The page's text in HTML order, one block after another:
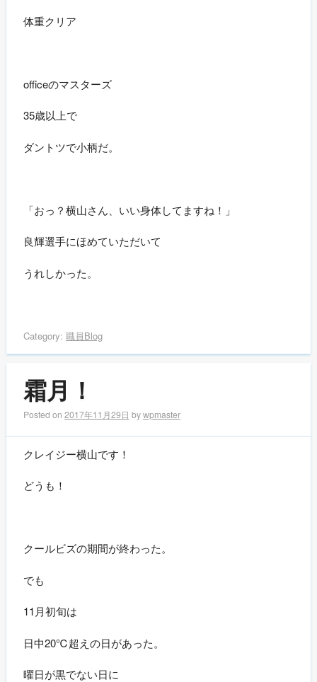
体重クリア
officeのマスターズ
35歳以上で
ダントツで小柄だ。
「おっ？横山さん、いい身体してますね！」
良輝選手にほめていただいて
うれしかった。
Category: 職員Blog
霜月！
Posted on 2017年11月29日 bywpmaster
クレイジー横山です！
どうも！
クールビズの期間が終わった。
でも
11月初旬は
日中20℃超えの日があった。
曜日が黒でない日に